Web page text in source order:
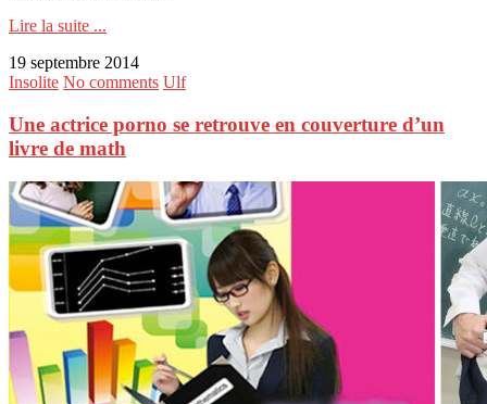
Lire la suite ...
19 septembre 2014
Insolite No comments Ulf
Une actrice porno se retrouve en couverture d’un
livre de math